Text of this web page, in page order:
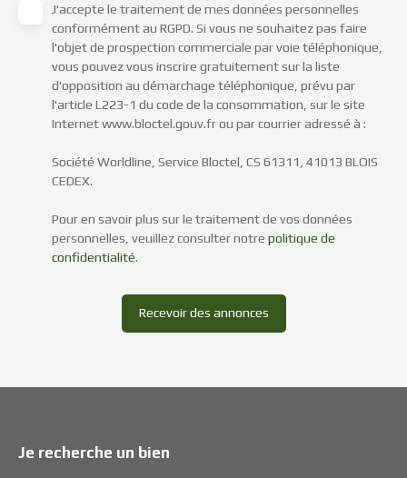
J'accepte le traitement de mes données personnelles
conformément au RGPD. Si vous ne souhaitez pas faire
l'objet de prospection commerciale par voie téléphonique,
vous pouvez vous inscrire gratuitement sur la liste
d'opposition au démarchage téléphonique, prévu par
l'article L223-1 du code de la consommation, sur le site
Internet www.bloctel.gouv.fr ou par courrier adressé à :
Société Worldline, Service Bloctel, CS 61311, 41013 BLOIS
CEDEX.
Pour en savoir plus sur le traitement de vos données
personnelles, veuillez consulter notre politique de
confidentialité.
Recevoir des annonces
Je recherche un bien